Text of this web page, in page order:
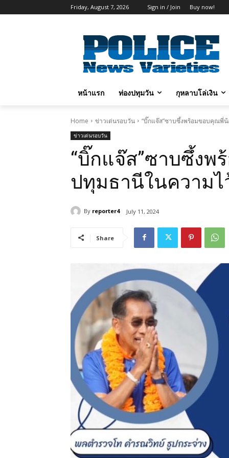
Friday, August 7, 2026 Sign in / Join Buy now!
หน้าแรก ท่องปทุมวัน กุหลาบโล่เงิน
Home ข่าวเด่นรอบวัน “บิ๊กแจ๊ส”ซาบซึ้งพร้อมขอบคุณพี่
ข่าวเด่นรอบวัน
“บิ๊กแจ๊ส”ซาบซึ้ง
ปทุมธานีในความไ
By reporter4 July 11, 2024
Share